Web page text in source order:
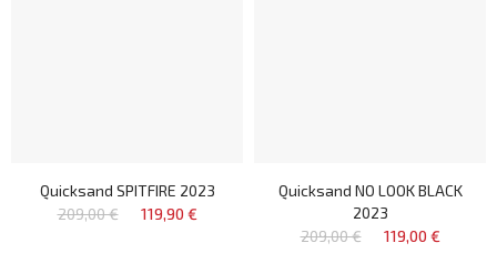
Quicksand SPITFIRE 2023
209,00 €
119,90 €
Quicksand NO LOOK BLACK
2023
209,00 €
119,00 €